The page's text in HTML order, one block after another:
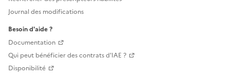
Journal des modifications
Besoin d'aide ?
Documentation
Qui peut bénéficier des contrats d'IAE ?
Disponibilité